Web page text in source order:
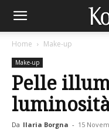
Home Make-up
Make-up
Pelle
Da Ilaria Borgna - 15